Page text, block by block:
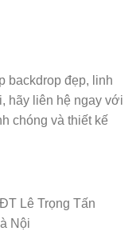
backdrop đẹp, linh
hãy liên hệ ngay với
chóng và thiết kế
Lê Trọng Tấn
Nội